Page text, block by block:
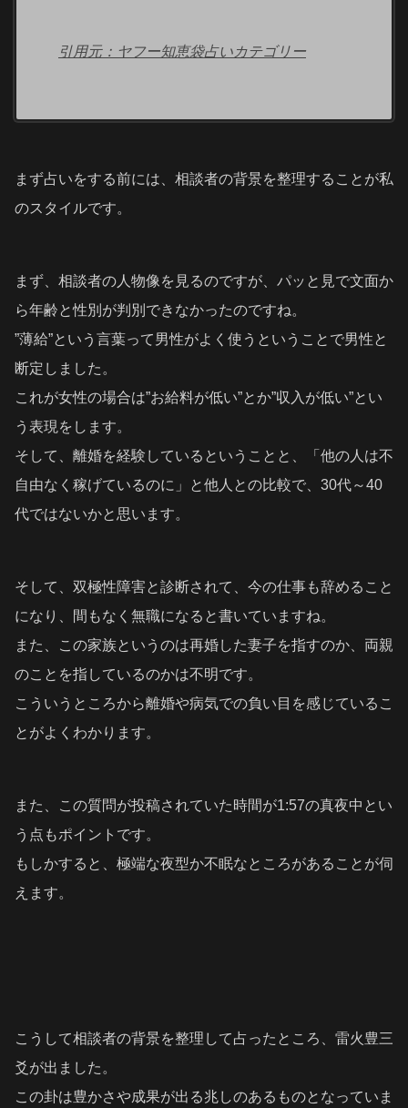
引用元：ヤフー知恵袋占いカテゴリー
まず占いをする前には、相談者の背景を整理することが私
のスタイルです。
まず、相談者の人物像を見るのですが、パッと見で文面か
ら年齢と性別が判別できなかったのですね。
”薄給”という言葉って男性がよく使うということで男性と
断定しました。
これが女性の場合は”お給料が低い”とか”収入が低い”とい
う表現をします。
そして、離婚を経験しているということと、「他の人は不
自由なく稼げているのに」と他人との比較で、30代～40
代ではないかと思います。
そして、双極性障害と診断されて、今の仕事も辞めること
になり、間もなく無職になると書いていますね。
また、この家族というのは再婚した妻子を指すのか、両親
のことを指しているのかは不明です。
こういうところから離婚や病気での負い目を感じているこ
とがよくわかります。
また、この質問が投稿されていた時間が1:57の真夜中とい
う点もポイントです。
もしかすると、極端な夜型か不眠なところがあることが伺
えます。
こうして相談者の背景を整理して占ったところ、雷火豊三
爻が出ました。
この卦は豊かさや成果が出る兆しのあるものとなっていま